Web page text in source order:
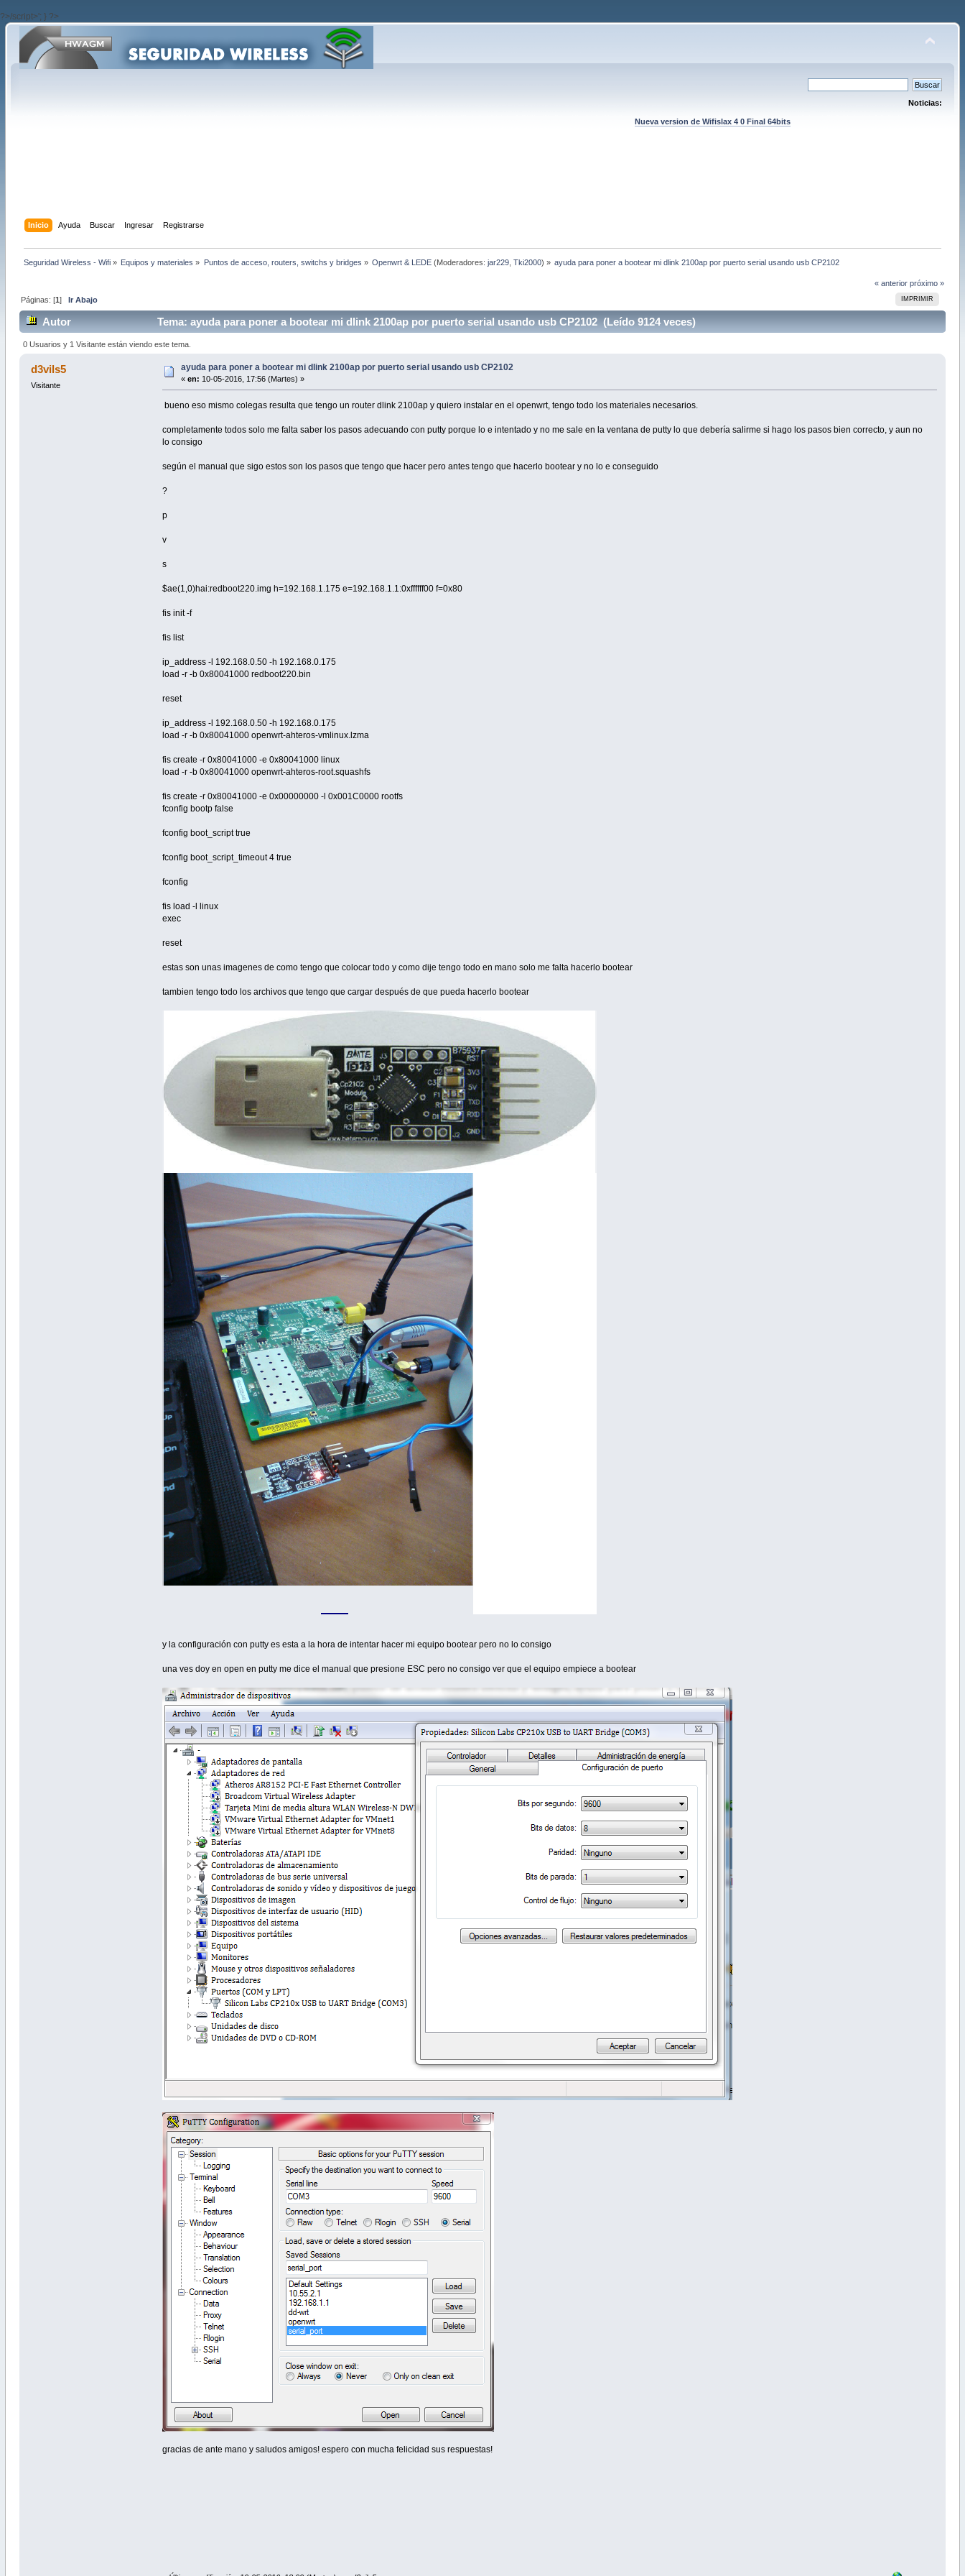
?>/script>'; } ?>
Noticias:
Nueva version de Wifislax 4 0 Final 64bits
Inicio Ayuda Buscar Ingresar Registrarse
Seguridad Wireless - Wifi» Equipos y materiales » Puntos de acceso, routers, switchs y bridges » Openwrt & LEDE(Moderadores: jar229, Tki2000) » ayuda para poner a bootear mi dlink 2100ap por puerto serial usando usb CP2102
« anterior próximo »
IMPRIMIR
Páginas: [1] Ir Abajo
Autor Tema: ayuda para poner a bootear mi dlink 2100ap por puerto serial usando usb CP2102 (Leído 9124 veces)
0 Usuarios y 1 Visitante están viendo este tema.
d3vils5
Visitante
ayuda para poner a bootear mi dlink 2100ap por puerto serial usando usb CP2102
« en: 10-05-2016, 17:56 (Martes) »
bueno eso mismo colegas resulta que tengo un router dlink 2100ap y quiero instalar en el openwrt, tengo todo los materiales necesarios.
completamente todos solo me falta saber los pasos adecuando con putty porque lo e intentado y no me sale en la ventana de putty lo que debería salirme si hago los pasos bien correcto, y aun no
lo consigo
según el manual que sigo estos son los pasos que tengo que hacer pero antes tengo que hacerlo bootear y no lo e conseguido
?
p
v
s
$ae(1,0)hai:redboot220.img h=192.168.1.175 e=192.168.1.1:0xffffff00 f=0x80
fis init -f
fis list
ip_address -l 192.168.0.50 -h 192.168.0.175
load -r -b 0x80041000 redboot220.bin
reset
ip_address -l 192.168.0.50 -h 192.168.0.175
load -r -b 0x80041000 openwrt-ahteros-vmlinux.lzma
fis create -r 0x80041000 -e 0x80041000 linux
load -r -b 0x80041000 openwrt-ahteros-root.squashfs
fis create -r 0x80041000 -e 0x00000000 -l 0x001C0000 rootfs
fconfig bootp false
fconfig boot_script true
fconfig boot_script_timeout 4 true
fconfig
fis load -l linux
exec
reset
estas son unas imagenes de como tengo que colocar todo y como dije tengo todo en mano solo me falta hacerlo bootear
tambien tengo todo los archivos que tengo que cargar después de que pueda hacerlo bootear
y la configuración con putty es esta a la hora de intentar hacer mi equipo bootear pero no lo consigo
una ves doy en open en putty me dice el manual que presione ESC pero no consigo ver que el equipo empiece a bootear
gracias de ante mano y saludos amigos! espero con mucha felicidad sus respuestas!